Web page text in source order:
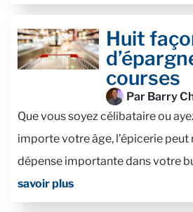
Huit
courses
Par Barry
Que vous soyez célibataire ou
importe votre âge, l’épicerie peut
dépense importante dans votre
savoir plus